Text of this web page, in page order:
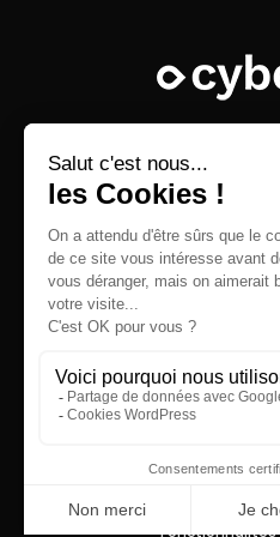
Mentions
© 2025
reserved.
Notre
Cyberwatch